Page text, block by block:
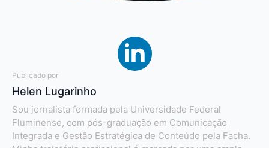
Publicado por
Helen Lugarinho
Sou jornalista formada pela Universidade Federal
Fluminense, com pós-graduação em Comunicação
Integrada e Gestão Estratégica de Conteúdo pela Facha.